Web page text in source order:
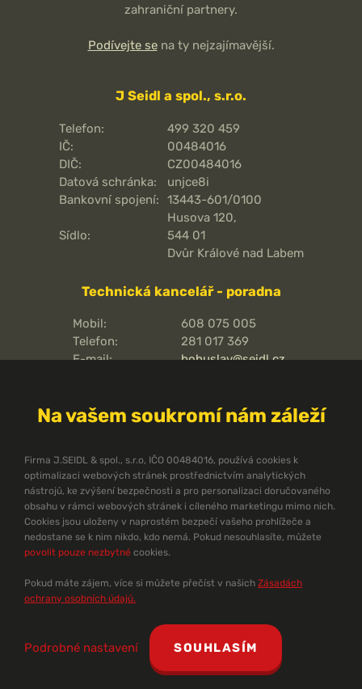
zahraniční partnery.
Podívejte sena ty nejzajímavější.
J Seidl a spol., s.r.o.
Telefon:
499 320 459
IČ:
00484016
DIČ:
CZ00484016
Datová schránka:
unjce8i
Bankovní spojení:
13443-601/0100
Sídlo:
Husova 120,
544 01
Dvůr Králové nad Labem
Technická kancelář - poradna
Mobil:
608 075 005
Telefon:
281 017 369
E-mail:
bohuslav@seidl.cz
Praha 15 - Hostivař
O pořární ochraně
Protipožární směrnice
Protipožární normy ČSN
Technický zpravodaj
Dokumenty ke stažení
Pomůcky pro projektanty
Problematika požární ochrany
Ekonomika PBZ
©J. Seidl & spol., s.r.o.1990 - 2026 |Zásady ochrany osobních údajů
Tvorba webu
Na vašem soukromí nám záleží
Firma J.SEIDL & spol., s.r.o, IČO 00484016, používá cookies k
optimalizaci webových stránek prostřednictvím analytických
nástrojů, ke zvýšení bezpečnosti a pro personalizaci doručovaného
obsahu v rámci webových stránek i cíleného marketingu mimo nich.
Cookies jsou uloženy v naprostém bezpečí vašeho prohlížeče a
nedostane se k nim nikdo, kdo nemá. Pokud nesouhlasíte, můžete
povolit pouze nezbytné cookies.
Pokud máte zájem, více si můžete přečíst v našich Zásadách
ochrany osobních údajů.
Podrobné nastavení SOUHLASÍM